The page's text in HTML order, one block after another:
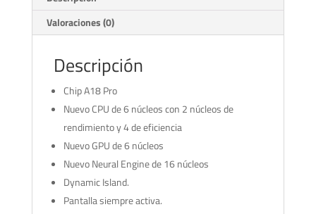
Valoraciones (0)
Descripción
Chip A18 Pro
Nuevo CPU de 6 núcleos con 2 núcleos de
rendimiento y 4 de eficiencia
Nuevo GPU de 6 núcleos
Nuevo Neural Engine de 16 núcleos
Dynamic Island.
Pantalla siempre activa.